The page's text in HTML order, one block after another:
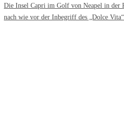
Die Insel Capri im Golf von Neapel in der
nach wie vor der Inbegriff des „Dolce Vita“.